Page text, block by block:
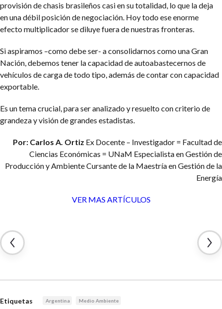
provisión de chasis brasileños casi en su totalidad, lo que la deja
en una débil posición de negociación. Hoy todo ese enorme
efecto multiplicador se diluye fuera de nuestras fronteras.
Si aspiramos –como debe ser- a consolidarnos como una Gran
Nación, debemos tener la capacidad de autoabastecernos de
vehículos de carga de todo tipo, además de contar con capacidad
exportable.
Es un tema crucial, para ser analizado y resuelto con criterio de
grandeza y visión de grandes estadistas.
Por: Carlos A. Ortiz Ex Docente – Investigador = Facultad de
Ciencias Económicas = UNaM Especialista en Gestión de
Producción y AmbienteCursante de la Maestría en Gestión de la
Energía
VER MAS ARTÍCULOS
Etiquetas Argentina Medio Ambiente